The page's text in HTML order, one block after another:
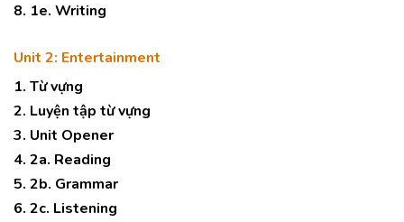
8. 1e. Writing
Unit 2: Entertainment
1. Từ vựng
2. Luyện tập từ vựng
3. Unit Opener
4. 2a. Reading
5. 2b. Grammar
6. 2c. Listening